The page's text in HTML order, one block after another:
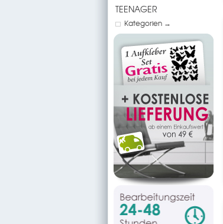
TEENAGER
Kategorien →